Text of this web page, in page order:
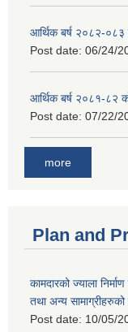
आर्थिक बर्ष २०८२-
Post date: 06/24/
आर्थिक बर्ष २०८१-८२
Post date: 07/22/
more
Plan and
कामदारको ज्याला
तथा अन्य
Post date: 10/05/